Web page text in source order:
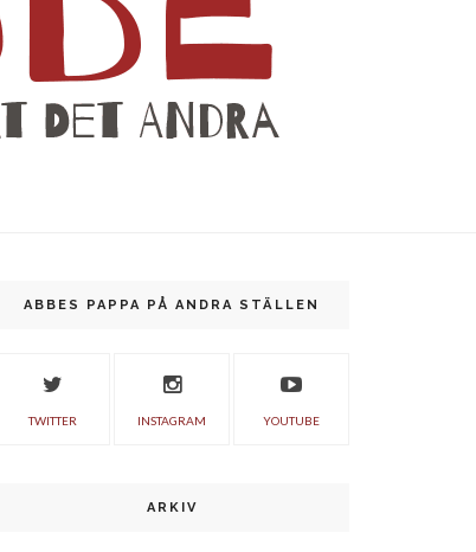
ABBES PAPPA PÅ ANDRA STÄLLEN
TWITTER INSTAGRAM YOUTUBE
ARKIV